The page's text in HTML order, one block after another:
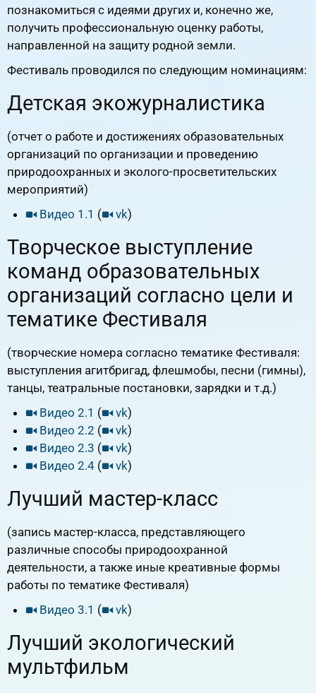
познакомиться с идеями других и, конечно же,
получить профессиональную оценку работы,
направленной на защиту родной земли.
Фестиваль проводился по следующим номинациям:
Детская экожурналистика
(отчет о работе и достижениях образовательных
организаций по организации и проведению
природоохранных и эколого-просветительских
мероприятий)
Видео 1.1 ( vk)
Творческое выступление
команд образовательных
организаций согласно цели и
тематике Фестиваля
(творческие номера согласно тематике Фестиваля:
выступления агитбригад, флешмобы, песни (гимны),
танцы, театральные постановки, зарядки и т.д.)
Видео 2.1 ( vk)
Видео 2.2 ( vk)
Видео 2.3 ( vk)
Видео 2.4( vk)
Лучший мастер-класс
(запись мастер-класса, представляющего
различные способы природоохранной
деятельности, а также иные креативные формы
работы по тематике Фестиваля)
Видео 3.1 ( vk)
Лучший экологический
мультфильм